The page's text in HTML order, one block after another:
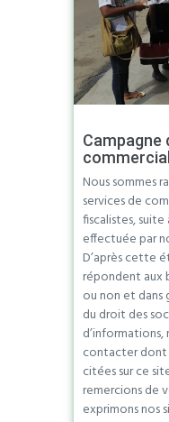
Campagne
Nous sommes
services de
fiscalistes,
effectuée par
D’après cette
répondent aux
ou non et dans
du droit des
d’informations,
contacter dont
citées sur ce
remercions de
exprimons nos